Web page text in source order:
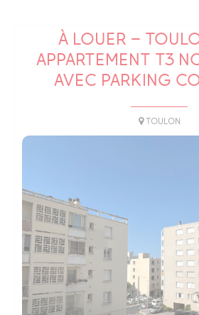
À LOUER –
APPARTEMENT T3
AVEC PARKING
TOULON